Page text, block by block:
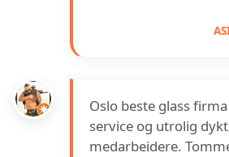
Oslo beste glass
service og utrolig
medarbeidere.